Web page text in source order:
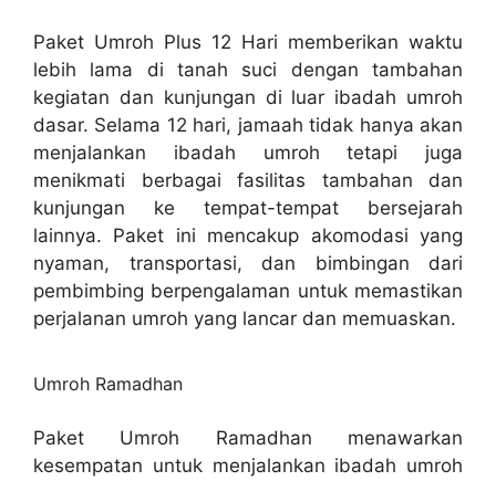
Paket Umroh Plus 12 Hari memberikan waktu
lebih lama di tanah suci dengan tambahan
kegiatan dan kunjungan di luar ibadah umroh
dasar. Selama 12 hari, jamaah tidak hanya akan
menjalankan ibadah umroh tetapi juga
menikmati berbagai fasilitas tambahan dan
kunjungan ke tempat-tempat bersejarah
lainnya. Paket ini mencakup akomodasi yang
nyaman, transportasi, dan bimbingan dari
pembimbing berpengalaman untuk memastikan
perjalanan umroh yang lancar dan memuaskan.
Umroh Ramadhan
Paket Umroh Ramadhan menawarkan
kesempatan untuk menjalankan ibadah umroh